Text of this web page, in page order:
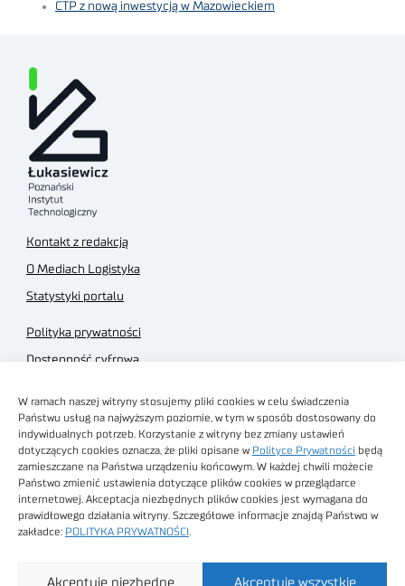
W ramach naszej witryny stosujemy pliki cookies w celu świadczenia
Państwu usług na najwyższym poziomie, w tym w sposób dostosowany do
indywidualnych potrzeb. Korzystanie z witryny bez zmiany ustawień
dotyczących cookies oznacza, że pliki opisane w Polityce Prywatności będą
zamieszczane na Państwa urządzeniu końcowym. W każdej chwili możecie
Państwo zmienić ustawienia dotyczące plików cookies w przeglądarce
internetowej. Akceptacja niezbędnych plików cookies jest wymagana do
prawidłowego działania witryny. Szczegółowe informacje znajdą Państwo w
zakładce: POLITYKA PRYWATNOŚCI
Akceptuję wszystkie
Akceptuję niezbędne
CTP z nową inwestycją w Mazowieckiem
Kontakt z redakcją
O Mediach Logistyka
Statystyki portalu
Polityka prywatności
Dostępność cyfrowa
Regulamin sklepu
Obrazy stockowe
autorstwa